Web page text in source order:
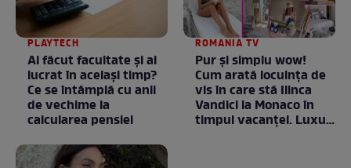
PLAYTECH
Ai făcut facultate și ai
lucrat în același timp?
Ce se întâmplă cu anii
de vechime la
calcularea pensiei
ROMANIA TV
Pur și simplu wow!
Cum arată locuința de
vis în care stă Ilinca
Vandici la Monaco în
timpul vacanței. Luxul